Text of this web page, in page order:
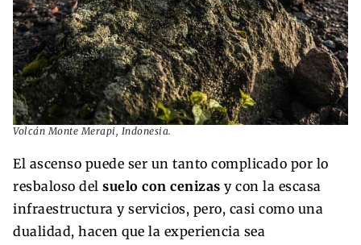
Volcán Monte Merapi, Indonesia.
El ascenso puede ser un tanto complicado por lo
resbaloso del suelo con cenizas y con la escasa
infraestructura y servicios, pero, casi como una
dualidad, hacen que la experiencia sea